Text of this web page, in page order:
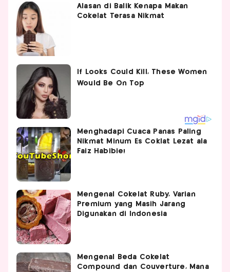
Alasan di Balik Kenapa Makan
Cokelat Terasa Nikmat
Menghadapi Cuaca Panas Paling
Nikmat Minum Es Coklat Lezat ala
Faiz Habibie!
Mengenal Cokelat Ruby, Varian
Premium yang Masih Jarang
Digunakan di Indonesia
Mengenal Beda Cokelat
Compound dan Couverture, Mana